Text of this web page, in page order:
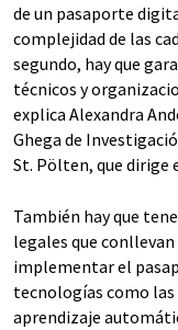
de un pasaporte
complejidad de las
segundo, hay que
técnicos y
explica Alexandra
Ghega de
St. Pölten, que dirige
También hay que
legales que
implementar el
tecnologías como
aprendizaje